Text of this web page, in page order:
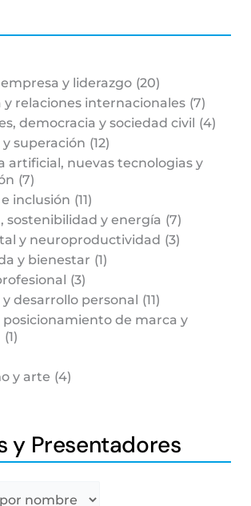
y liderazgo (20)
y relaciones internacionales (7)
democracia y sociedad civil (4)
superación (12)
artificial, nuevas tecnologias y
(7)
inclusión (11)
sostenibilidad y energía (7)
y neuroproductividad (3)
y bienestar (1)
(3)
desarrollo personal (11)
de marca y
(1)
y arte (4)
y Presentadores